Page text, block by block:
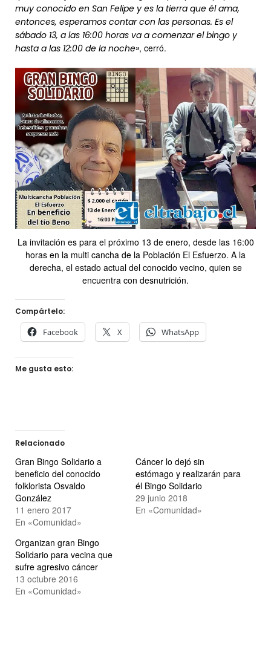
muy conocido en San Felipe y es la tierra que él ama,
entonces, esperamos contar con las personas. Es el
sábado 13, a las 16:00 horas va a comenzar el bingo y
hasta a las 12:00 de la noche», cerró.
La invitación es para el próximo 13 de enero, desde las 16:00
horas en la multi cancha de la Población El Esfuerzo. A la
derecha, el estado actual del conocido vecino, quien se
encuentra con desnutrición.
Compártelo:
Facebook X WhatsApp
Me gusta esto:
Relacionado
Gran Bingo Solidario a
beneficio del conocido
folklorista Osvaldo
González
11 enero 2017
En «Comunidad»
Cáncer lo dejó sin
estómago y realizarán para
él Bingo Solidario
29 junio 2018
En «Comunidad»
Organizan gran Bingo
Solidario para vecina que
sufre agresivo cáncer
13 octubre 2016
En «Comunidad»